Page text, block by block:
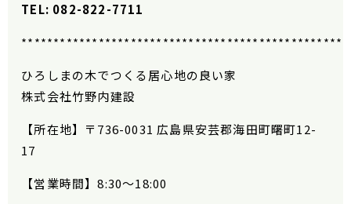
TEL: 082-822-7711
ひろしまの木でつくる居心地の良い家
株式会社竹野内建設
【所在地】 〒736-0031 広島県安芸郡海田町曙町12-
17
【営業時間】8:30〜18:00